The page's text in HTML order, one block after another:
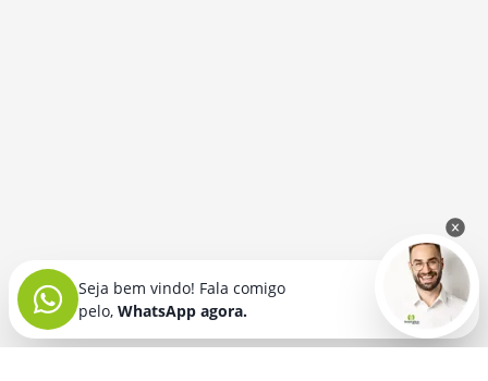
Seja bem vindo! Fala comigo
pelo, WhatsApp agora.